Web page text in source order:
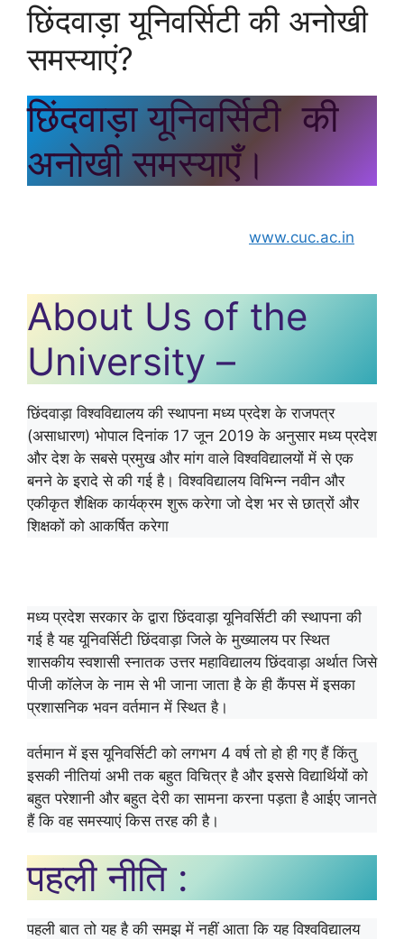
छिंदवाड़ा यूनिवर्सिटी की अनोखी
समस्याएं?
छिंदवाड़ा यूनिवर्सिटी की
अनोखी समस्याएँ।
www.cuc.ac.in
About Us of the
University –
छिंदवाड़ा विश्वविद्यालय की स्थापना मध्य प्रदेश के राजपत्र
(असाधारण) भोपाल दिनांक 17 जून 2019 के अनुसार मध्य प्रदेश
और देश के सबसे प्रमुख और मांग वाले विश्वविद्यालयों में से एक
बनने के इरादे से की गई है। विश्वविद्यालय विभिन्न नवीन और
एकीकृत शैक्षिक कार्यक्रम शुरू करेगा जो देश भर से छात्रों और
शिक्षकों को आकर्षित करेगा
मध्य प्रदेश सरकार के द्वारा छिंदवाड़ा यूनिवर्सिटी की स्थापना की
गई है यह यूनिवर्सिटी छिंदवाड़ा जिले के मुख्यालय पर स्थित
शासकीय स्वशासी स्नातक उत्तर महाविद्यालय छिंदवाड़ा अर्थात जिसे
पीजी कॉलेज के नाम से भी जाना जाता है के ही कैंपस में इसका
प्रशासनिक भवन वर्तमान में स्थित है।
वर्तमान में इस यूनिवर्सिटी को लगभग 4 वर्ष तो हो ही गए हैं किंतु
इसकी नीतियां अभी तक बहुत विचित्र है और इससे विद्यार्थियों को
बहुत परेशानी और बहुत देरी का सामना करना पड़ता है आईए जानते
हैं कि वह समस्याएं किस तरह की है।
पहली नीति :
पहली बात तो यह है की समझ में नहीं आता कि यह विश्वविद्यालय